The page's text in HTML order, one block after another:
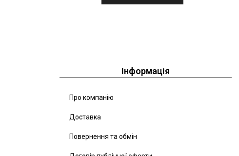
Інформація
Про компанію
Доставка
Повернення та обмін